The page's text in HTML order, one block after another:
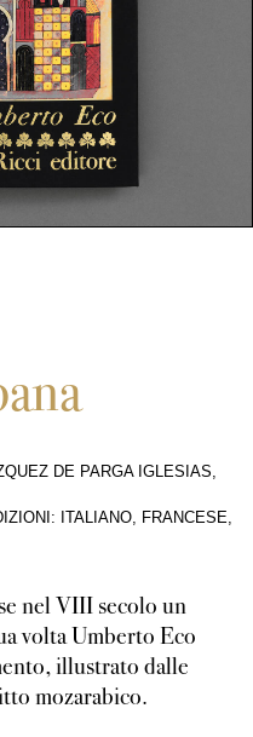
DE PARGA IGLESIAS,
ITALIANO, FRANCESE,
nel VIII secolo un
volta Umberto Eco
illustrato dalle
mozarabico.